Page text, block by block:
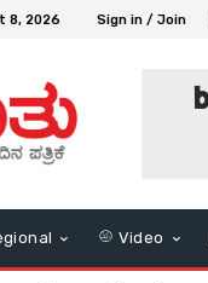
8, 2026 Sign in / Join
Video